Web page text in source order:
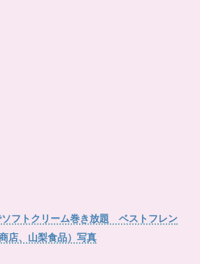
フトクリーム巻き放題 ベストフレン
店、山梨食品）写真